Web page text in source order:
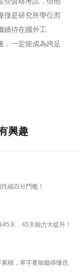
僅是研究所學位而
續待在國外工
，一定能成為跨足
興趣
福百分門檻！
天，45天能力大提升！
積，單字要能聽得懂也